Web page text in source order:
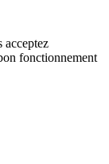
acceptez
fonctionnement